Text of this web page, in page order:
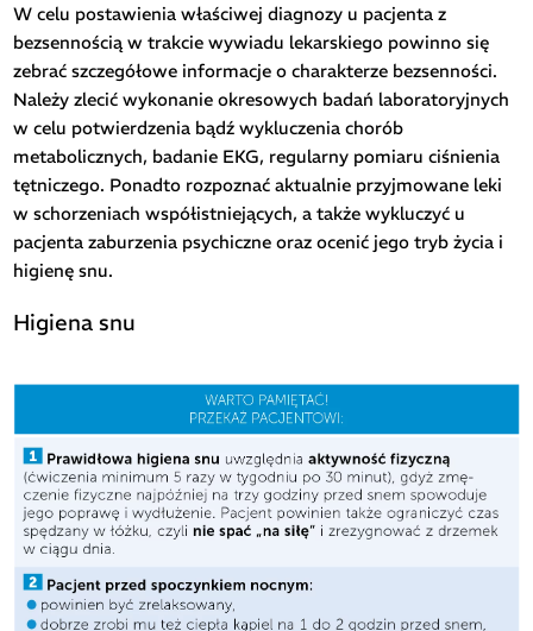
W celu postawienia właściwej diagnozy u pacjenta z
bezsennością w trakcie wywiadu lekarskiego powinno się
zebrać szczegółowe informacje o charakterze bezsenności.
Należy zlecić wykonanie okresowych badań laboratoryjnych
w celu potwierdzenia bądź wykluczenia chorób
metabolicznych, badanie EKG, regularny pomiaru ciśnienia
tętniczego. Ponadto rozpoznać aktualnie przyjmowane leki
w schorzeniach współistniejących, a także wykluczyć u
pacjenta zaburzenia psychiczne oraz ocenić jego tryb życia i
higienę snu.
Higiena snu